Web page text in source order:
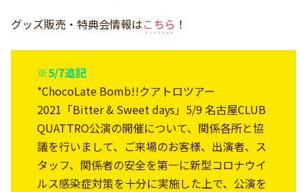
グッズ販売・特典会情報はこちら ！
※5/7追記
*ChocoLate Bomb!!クアトロツアー
2021「Bitter & Sweet days」5/9 名古屋CLUB
QUATTRO公演の開催について、関係各所と協
議を行いまして、ご来場のお客様、出演者、ス
タッフ、関係者の安全を第一に新型コロナウイ
ルス感染症対策を十分に実施した上で、公演を